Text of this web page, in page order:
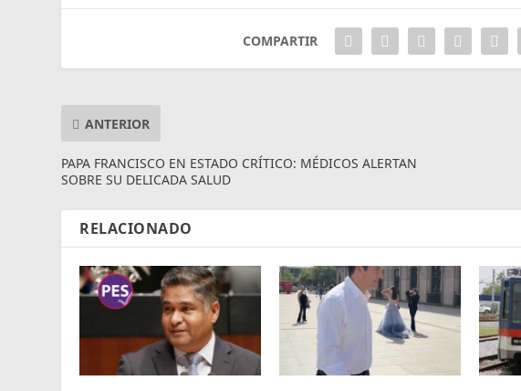
COMPARTIR
ANTERIOR
PAPA FRANCISCO EN ESTADO CRÍTICO: MÉDICOS ALERTAN
SOBRE SU DELICADA SALUD
RELACIONADO